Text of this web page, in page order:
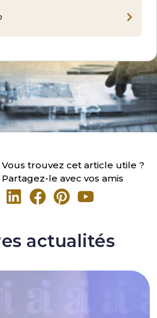
Vous trouvez cet article utile ?
Partagez-le avec vos amis
actualités